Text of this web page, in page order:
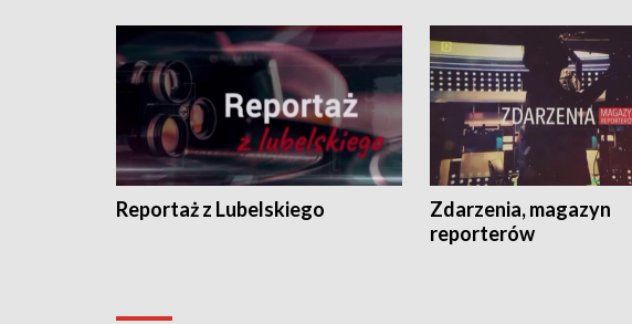
Reportaż z Lubelskiego
Zdarzenia, magazyn
reporterów